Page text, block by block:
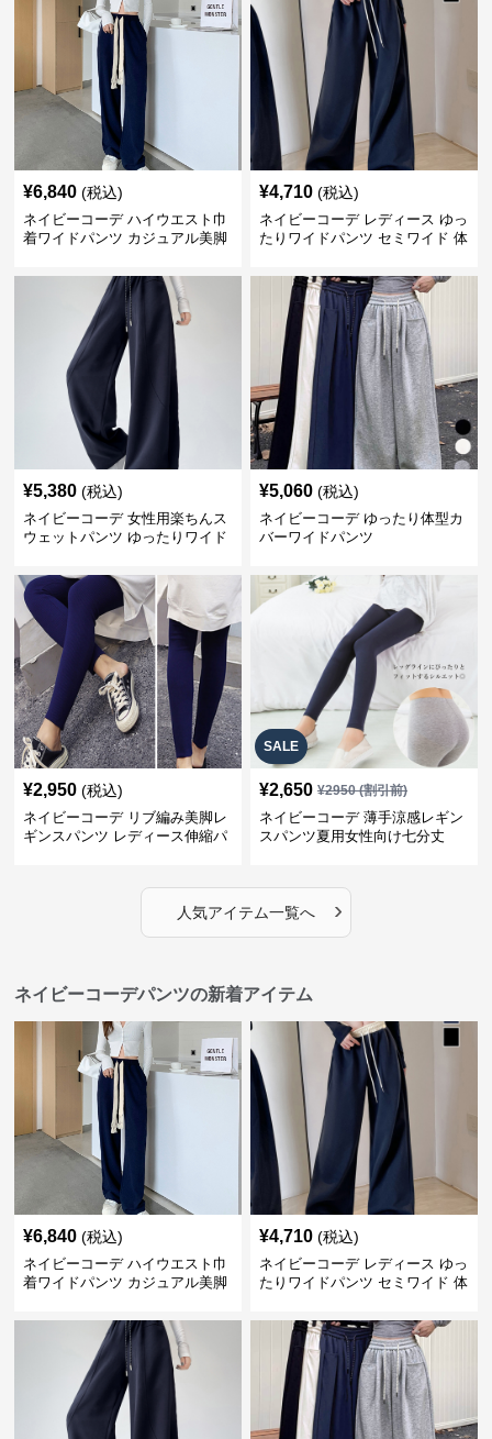
¥6,840 (税込)
ネイビーコーデ ハイウエスト巾
着ワイドパンツ カジュアル美脚
¥4,710 (税込)
ネイビーコーデ レディース ゆっ
たりワイドパンツ セミワイド 体
¥5,380 (税込)
ネイビーコーデ 女性用楽ちんス
ウェットパンツ ゆったりワイド
¥5,060 (税込)
ネイビーコーデ ゆったり体型カ
バーワイドパンツ
¥2,950 (税込)
ネイビーコーデ リブ編み美脚レ
ギンスパンツ レディース伸縮パ
SALE
¥2,650 ¥2950(割引前)
ネイビーコーデ 薄手涼感レギン
スパンツ夏用女性向け七分丈
人気アイテム一覧へ ›
ネイビーコーデパンツの新着アイテム
¥6,840 (税込)
ネイビーコーデ ハイウエスト巾
着ワイドパンツ カジュアル美脚
¥4,710 (税込)
ネイビーコーデ レディース ゆっ
たりワイドパンツ セミワイド 体